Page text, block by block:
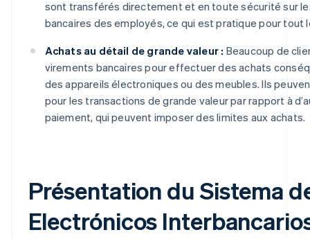
sont transférés directement et en toute sécurité sur
bancaires des employés, ce qui est pratique pour tout
Achats au détail de grande valeur : Beaucoup de
virements bancaires pour effectuer des achats
des appareils électroniques ou des meubles. Ils
pour les transactions de grande valeur par rapport à
paiement, qui peuvent imposer des limites aux achats.
Présentation du Sistema
Electrónicos